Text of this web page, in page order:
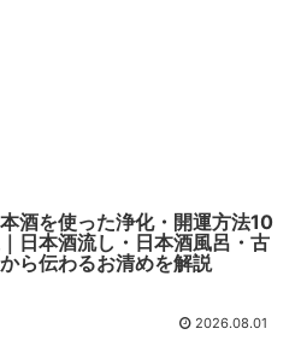
酒を使った浄化・開運方法10
日本酒流し・日本酒風呂・古
から伝わるお清めを解説
2026.08.01